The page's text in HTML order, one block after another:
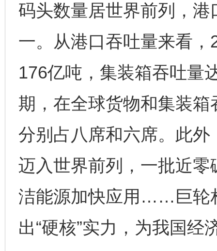
码头数量居世界前列，
一。从港口吞吐量来看
176亿吨，集装箱吞吐量
期，在全球货物和集装
分别占八席和六席。此
迈入世界前列，一批近
洁能源加快应用……巨轮
出“硬核”实力，为我国